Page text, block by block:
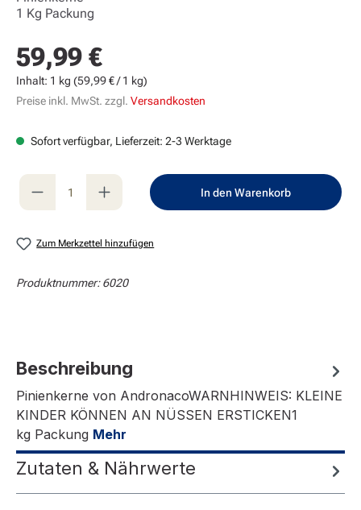
1 Kg Packung
Regulärer Preis:
59,99 €
Inhalt: 1 kg (59,99 € / 1 kg)
Preise inkl. MwSt. zzgl. Versandkosten
Sofort verfügbar, Lieferzeit: 2-3 Werktage
Produkt Anzahl: Gib den gewünschten
In den Warenkorb
Zum Merkzettel hinzufügen
Produktnummer:6020
Beschreibung
Pinienkerne von AndronacoWARNHINWEIS: KLEINE
KINDER KÖNNEN AN NÜSSEN ERSTICKEN1
kg Packung Mehr
Zutaten & Nährwerte